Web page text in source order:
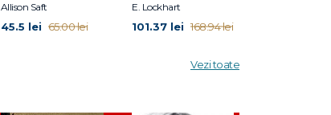
Allison Saft
45.5 lei 65.00 lei
E. Lockhart
101.37 lei 168.94 lei
Vezi toate